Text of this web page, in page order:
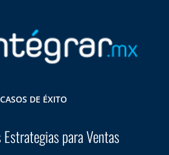
CASOS DE ÉXITO
para Ventas